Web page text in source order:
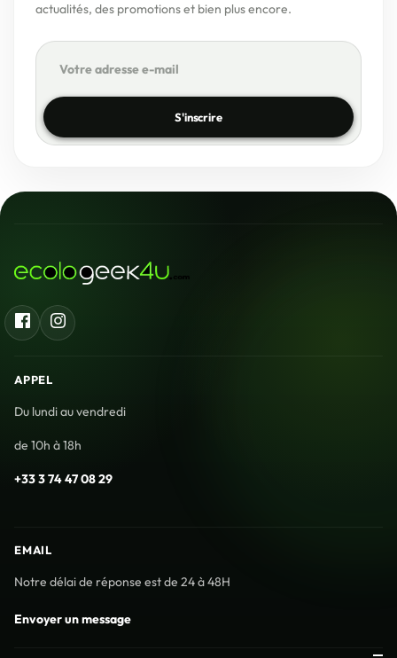
actualités, des promotions et bien plus encore.
S'inscrire
FacebookInstagram
APPEL
Du lundi au vendredi
de 10h à 18h
+33 3 74 47 08 29
EMAIL
Notre délai de réponse est de 24 à 48H
Envoyer un message